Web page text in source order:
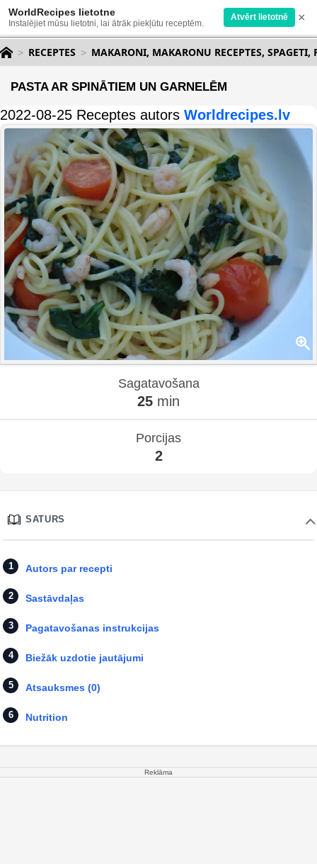
WorldRecipes lietotne
Instalējiet mūsu lietotni, lai ātrāk piekļūtu receptēm.
Atvērt lietotnē ×
RECEPTES MAKARONI, MAKARONU RECEPTES, SPAGETI,
PASTA AR SPINĀTIEM UN GARNELĒM
2022-08-25 Receptes autors Worldrecipes.lv
Sagatavošana
25 min
Porcijas
2
SATURS
Autors par recepti
Sastāvdaļas
Pagatavošanas instrukcijas
Biežāk uzdotie jautājumi
Atsauksmes (0)
Nutrition
Reklāma